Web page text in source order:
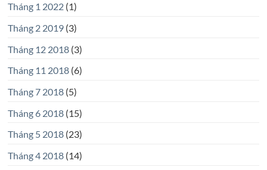
Tháng 1 2022(1)
Tháng 2 2019(3)
Tháng 12 2018(3)
Tháng 11 2018(6)
Tháng 7 2018(5)
Tháng 6 2018(15)
Tháng 5 2018(23)
Tháng 4 2018(14)